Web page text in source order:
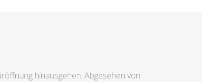
hinausgehen. Abgesehen von